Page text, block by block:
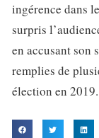
ingérence dans
surpris
en accusant son
remplies de
élection en 2019.